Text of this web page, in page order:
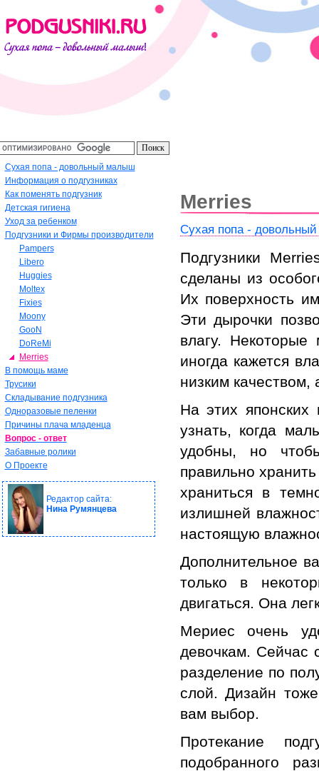
Сухая попа - довольный малыш
Информация о подгузниках
Как поменять подгузник
Детская гигиена
Уход за ребенком
Подгузники и Фирмы производители
Pampers
Libero
Huggies
Moltex
Fixies
Moony
GooN
DoReMi
Merries
В помощь маме
Трусики
Складывание подгузника
Одноразовые пеленки
Причины плача младенца
Вопрос - ответ
Забавные ролики
О Проекте
Редактор сайта:
Нина Румянцева
Merries
Сухая попа -
Подгузники
сделаны из
Их поверхность
Эти дырочки
влагу.
иногда кажется
низким
На этих японских
узнать, когда
удобны, но
правильно
храниться в
излишней
настоящую
Дополнительное
только в
двигаться. Она
Мериес очень
девочкам. Сейчас
разделение по
слой. Дизайн
вам выбор.
Протекание
подобранного